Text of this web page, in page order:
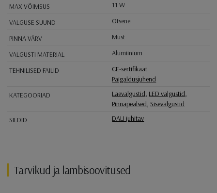
MAX VÕIMSUS
11 W
VALGUSE SUUND
Otsene
PINNA VÄRV
Must
VALGUSTI MATERIAL
Alumiinium
TEHNILISED FAILID
CE-sertifikaat
Paigaldusjuhend
KATEGOORIAD
Laevalgustid, LED valgustid,
Pinnapealsed,Sisevalgustid
SILDID
DALI juhitav
Tarvikud ja lambisoovitused